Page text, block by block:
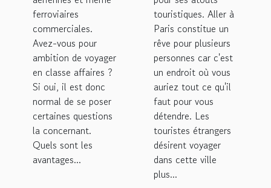
ferroviaires
commerciales.
Avez-vous pour
ambition de voyager
en classe affaires ?
Si oui, il est donc
normal de se poser
certaines questions
la concernant.
Quels sont les
avantages...
touristiques. Aller à
Paris constitue un
rêve pour plusieurs
personnes car c'est
un endroit où vous
auriez tout ce qu'il
faut pour vous
détendre. Les
touristes étrangers
désirent voyager
dans cette ville
plus...